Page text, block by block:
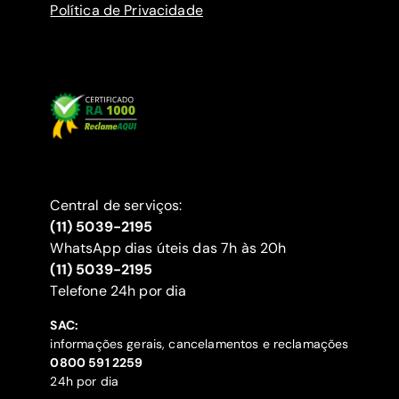
Política de Privacidade
Central de serviços:
(11) 5039-2195
WhatsApp dias úteis das 7h às 20h
(11) 5039-2195
‍Telefone 24h por dia
SAC:
informações gerais, cancelamentos e reclamações
‍0800 591 2259
24h por dia